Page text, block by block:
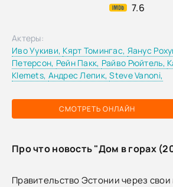
7.6
СМОТРЕТЬ ОНЛАЙН
Актеры:
Иво Уукиви, Кярт Томингас, Яанус
Петерсон, Рейн Пакк, Райво Рюйтель,
Klemets, Андрес Лепик,Steve Vanoni,
Про что новость "Дом в горах
Правительство Эстонии через